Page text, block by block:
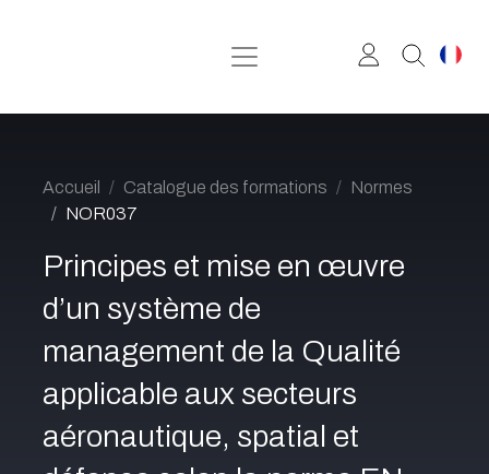
Accueil Catalogue des formations
Normes
NOR037
Principes et mise en œuvre
d’un système de
management de la Qualité
applicable aux secteurs
aéronautique, spatial et